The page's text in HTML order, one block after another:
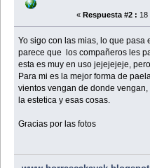
« Respuesta #2 : 18
Yo sigo con las mias, lo que pasa
parece que los compañeros les
esta es muy en uso jejejejeje,
Para mi es la mejor forma de
vientos vengan de donde
la estetica y esas cosas.
Gracias por las fotos